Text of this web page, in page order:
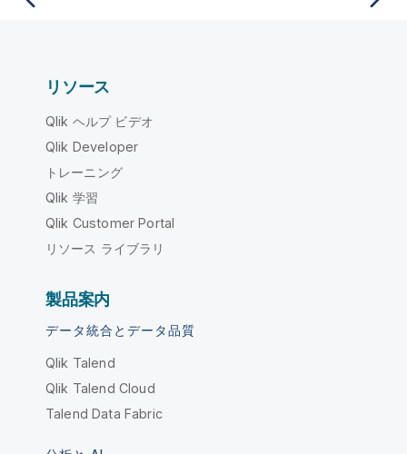
リソース
Qlik ヘルプ ビデオ
Qlik Developer
トレーニング
Qlik 学習
Qlik Customer Portal
リソース ライブラリ
製品案内
データ統合とデータ品質
Qlik Talend
Qlik Talend Cloud
Talend Data Fabric